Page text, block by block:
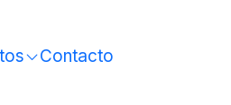
Contacto